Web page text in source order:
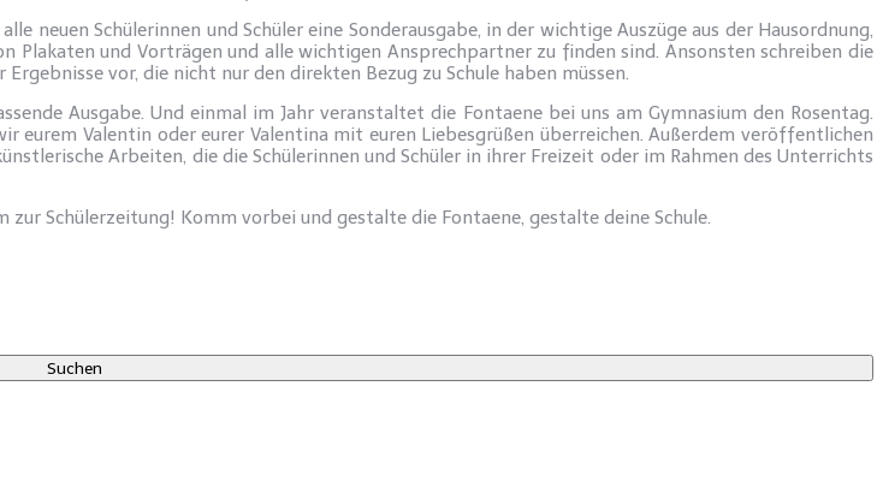
Schülerinnen und Schüler eine Sonderausgabe, in der wichtige Auszüge aus der Hausordnung,
und Vorträgen und alle wichtigen Ansprechpartner zu finden sind. Ansonsten schreiben die
vor, die nicht nur den direkten Bezug zu Schule haben müssen.
Ausgabe. Und einmal im Jahr veranstaltet die Fontaene bei uns am Gymnasium den Rosentag.
eurem Valentin oder eurer Valentina mit euren Liebesgrüßen überreichen. Außerdem veröffentlichen
Arbeiten, die die Schülerinnen und Schüler in ihrer Freizeit oder im Rahmen des Unterrichts
Schülerzeitung! Komm vorbei und gestalte die Fontaene, gestalte deine Schule.